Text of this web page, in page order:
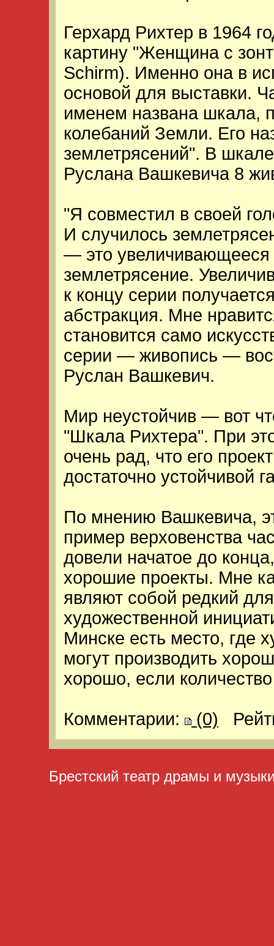
Герхард Рихтер в 1964
картину "Женщина с
Schirm). Именно она в
основой для выставки.
именем названа шкала,
колебаний Земли. Его
землетрясений". В
Руслана Вашкевича 8
"Я совместил в своей
И случилось
— это
землетрясение.
к концу серии
абстракция. Мне
становится само
серии — живопись —
Руслан Вашкевич.
Мир неустойчив — вот
"Шкала Рихтера". При
очень рад, что его
достаточно устойчивой
По мнению Вашкевича,
пример верховенства
довели начатое до
хорошие проекты. Мне
являют собой редкий
художественной
Минске есть место, где
могут производить
хорошо, если
Комментарии: (0)
Брестский театр драмы и